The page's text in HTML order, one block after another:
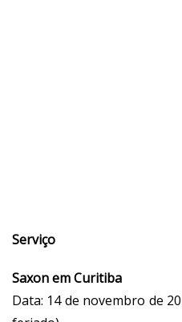
Serviço
Saxon em Curitiba
Data: 14 de novembro de